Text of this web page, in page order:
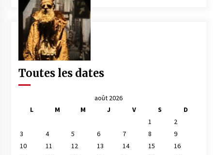
Toutes les dates
août 2026
L
M M J V S
D
1
2
3
4 5 6 7 8
9
10
11 12 13 14 15
16